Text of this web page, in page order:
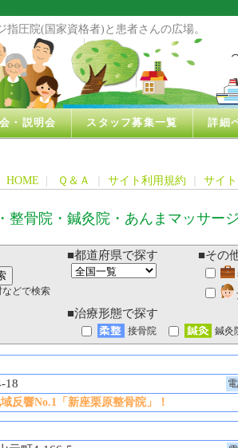
圧院(国家資格者)と患者さんの広場。
・説明会 スタッフ募集一覧 詳細
HOME | Ｑ＆Ａ サイト利用規約 サイ
整骨院・鍼灸院・あんまマッサー
どで検索
■都道府県で探す ■その
■治療形態で探す
接骨院 鍼灸
18
反響No.1「新座栗原整骨院」！